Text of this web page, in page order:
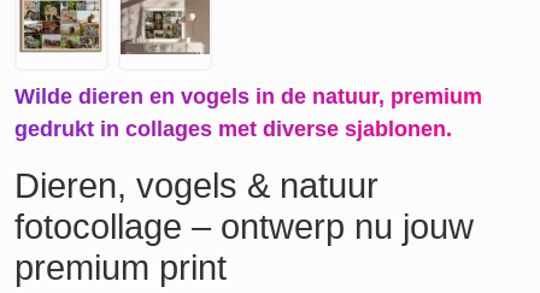
Wilde dieren en vogels in de natuur, premium
gedrukt in collages met diverse sjablonen.
Dieren, vogels & natuur
fotocollage – ontwerp nu jouw
premium print